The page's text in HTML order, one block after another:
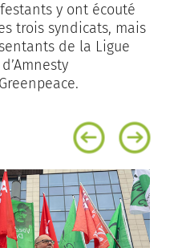
y ont écouté
trois syndicats, mais
de la Ligue